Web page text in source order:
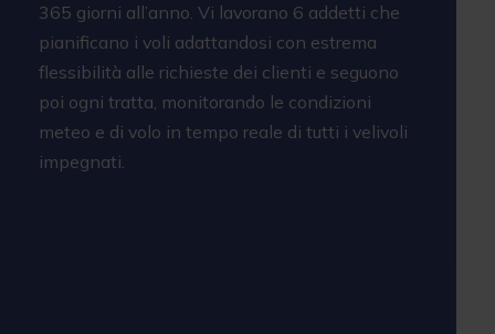
365 giorni all’anno. Vi lavorano 6 addetti che
pianificano i voli adattandosi con estrema
flessibilità alle richieste dei clienti e seguono
poi ogni tratta, monitorando le condizioni
meteo e di volo in tempo reale di tutti i velivoli
impegnati.